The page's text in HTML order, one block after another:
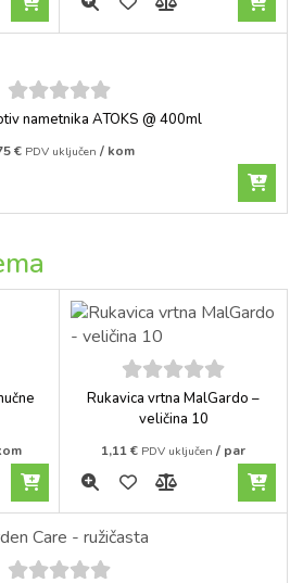
5out of
nametnika ATOKS @ 400ml
€ PDV uključen / kom
5out of
Rukavica vrtna MalGardo –
veličina 10
1,11€ PDV uključen / par